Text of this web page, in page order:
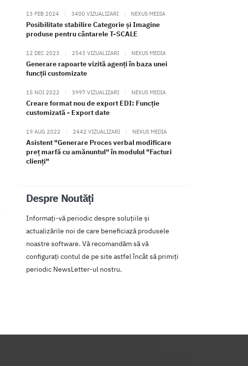
13 FEB 2024 | 3400 VIZUALIZARI | NEXUS MEDIA
Posibilitate stabilire Categorie și Imagine
produse pentru cântarele T-SCALE
12 DEC 2023 | 2543 VIZUALIZARI | NEXUS MEDIA
Generare rapoarte vizită agenți în baza unei
funcții customizate
15 NOI 2022 | 3997 VIZUALIZARI | NEXUS MEDIA
Creare format nou de export EDI: Funcție
customizată - Export date
19 AUG 2022 | 2442 VIZUALIZARI | NEXUS MEDIA
Asistent "Generare Proces verbal modificare
preț marfă cu amănuntul" în modulul "Facturi
clienți"
Despre Noutăți
Informați-vă periodic despre soluțiile și
actualizările noi de care beneficiază produsele
noastre software. Vă recomandăm să vă
configurați contul de pe site astfel încât să primiți
periodic NewsLetter-ul nostru.